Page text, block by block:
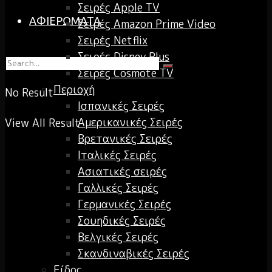
ΑΦΙΕΡΩΜΑΤΑ
No Result
View All Result
Σειρές Apple TV
Σειρές Amazon Prime Video
Σειρές Netflix
Σειρές Disney Plus
Σειρές Cosmote TV
Περιοχή
Ισπανικές Σειρές
Αμερικανικές Σειρές
Βρετανικές Σειρές
Ιταλικές Σειρές
Ασιατικές σειρές
Γαλλικές Σειρές
Γερμανικές Σειρές
Σουηδικές Σειρές
Βελγικές Σειρές
Σκανδιναβικές Σειρές